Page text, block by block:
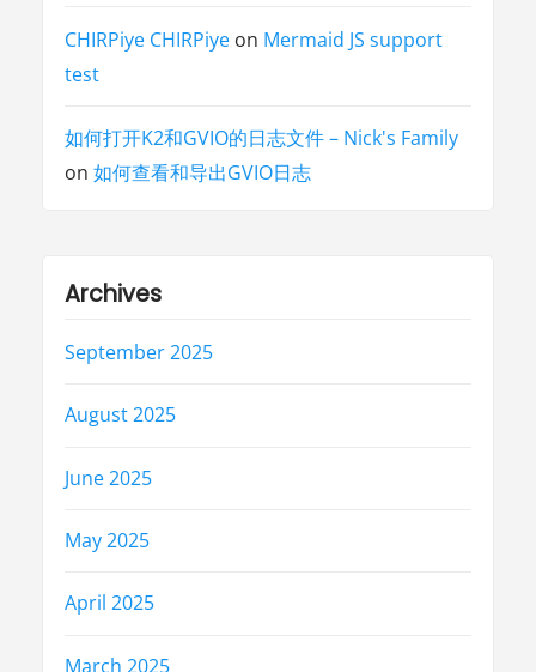
CHIRPiye CHIRPiyeon Mermaid JS support
test
如何打开K2和GVIO的日志文件 – Nick's Family
on 如何查看和导出GVIO日志
Archives
September 2025
August 2025
June 2025
May 2025
April 2025
March 2025